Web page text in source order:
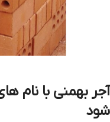
آجر بهمنی با نام
شود